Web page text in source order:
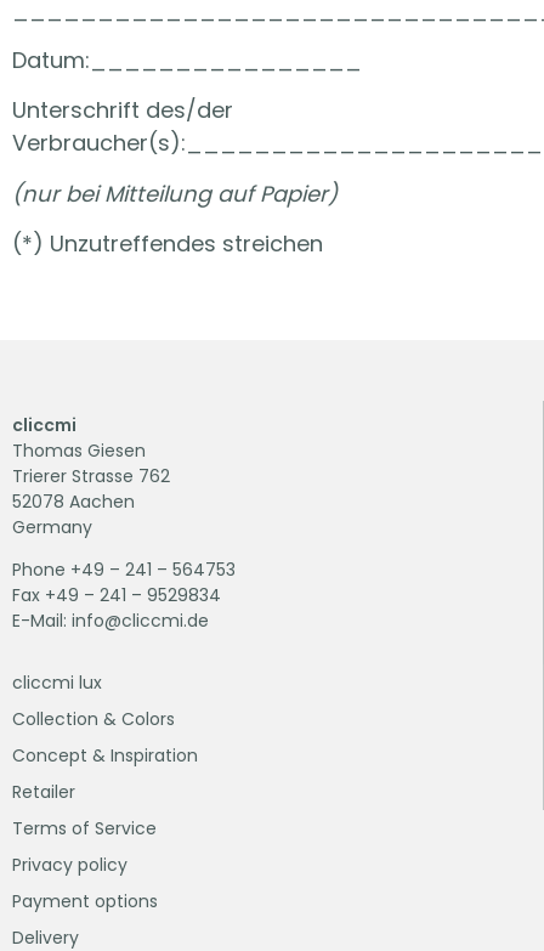
Datum:________________
Unterschrift des/der
(nur bei Mitteilung auf Papier)
(*) Unzutreffendes streichen
cliccmi
Thomas Giesen
Trierer Strasse 762
52078 Aachen
Germany
Phone +49 – 241 – 564753
Fax +49 – 241 – 9529834
E-Mail: info@cliccmi.de
cliccmi lux
Collection & Colors
Concept & Inspiration
Retailer
Terms of Service
Privacy policy
Payment options
Delivery